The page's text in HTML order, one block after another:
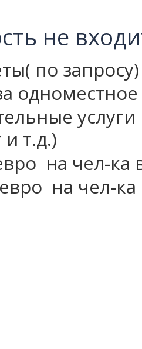
не
по запросу)
т.д.)
на чел-ка
на чел-